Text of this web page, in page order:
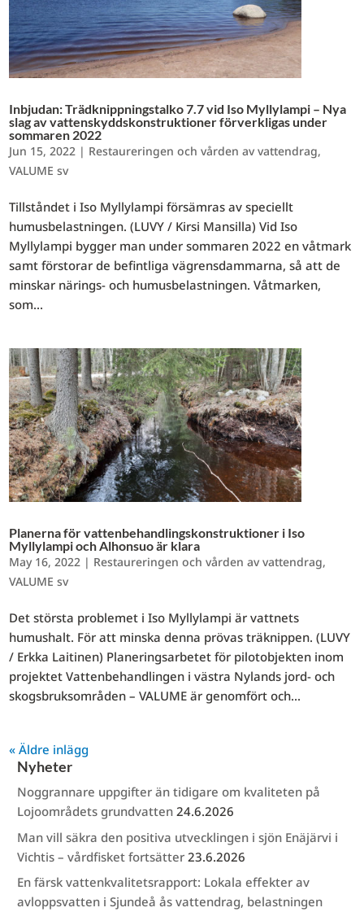
Inbjudan: Trädknippningstalko 7.7 vid Iso Myllylampi – Nya
slag av vattenskyddskonstruktioner förverkligas under
sommaren 2022
Jun 15, 2022 | Restaureringen och vården av vattendrag,
VALUME sv
Tillståndet i Iso Myllylampi försämras av speciellt
humusbelastningen. (LUVY / Kirsi Mansilla) Vid Iso
Myllylampi bygger man under sommaren 2022 en våtmark
samt förstorar de befintliga vägrensdammarna, så att de
minskar närings- och humusbelastningen. Våtmarken,
som...
Planerna för vattenbehandlingskonstruktioner i Iso
Myllylampi och Alhonsuo är klara
May 16, 2022 | Restaureringen och vården av vattendrag,
VALUME sv
Det största problemet i Iso Myllylampi är vattnets
humushalt. För att minska denna prövas träknippen. (LUVY
/ Erkka Laitinen) Planeringsarbetet för pilotobjekten inom
projektet Vattenbehandlingen i västra Nylands jord- och
skogsbruksområden – VALUME är genomfört och...
« Äldre inlägg
Nyheter
Noggrannare uppgifter än tidigare om kvaliteten på
Lojoområdets grundvatten 24.6.2026
Man vill säkra den positiva utvecklingen i sjön Enäjärvi i
Vichtis – vårdfisket fortsätter 23.6.2026
En färsk vattenkvalitetsrapport: Lokala effekter av
avloppsvatten i Sjundeå ås vattendrag, belastningen